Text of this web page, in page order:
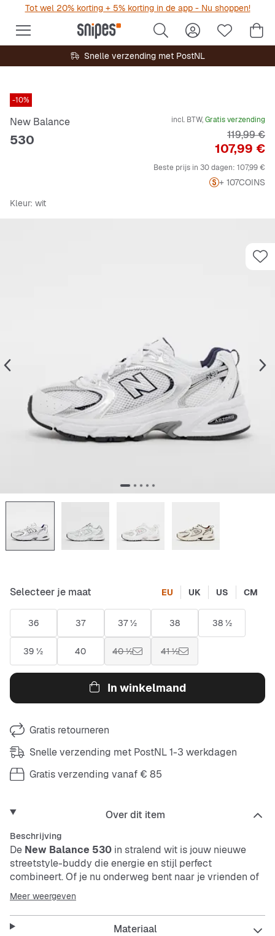
Tot wel 20% korting + 5% korting in de app - Nu shoppen!
Snelle verzending met PostNL
-10%
New Balance
530
incl. BTW,Gratis verzending
Prijs
107,99 €
Originele
119,99 €
Beste prijs in 30 dagen: 107,99 €
+ 107COINS
Kleur: wit
Selecteer je maat EU UK US CM
36 37 37 ½ 38 38 ½
39 ½ 40 40 ½ 41 ½
In winkelmand
Gratis retourneren
Snelle verzending met PostNL 1-3 werkdagen
Gratis verzending vanaf € 85
Over dit item
Beschrijving
De New Balance 530 in stralend wit is jouw nieuwe
streetstyle-buddy die energie en stijl perfect
combineert. Of je nu onderweg bent naar je vrienden of
gewoon chillt in de stad – deze
vooruit. Met ademend
antislip grip ben je klaar voor elke beweging.
Meer weergeven
Materiaal